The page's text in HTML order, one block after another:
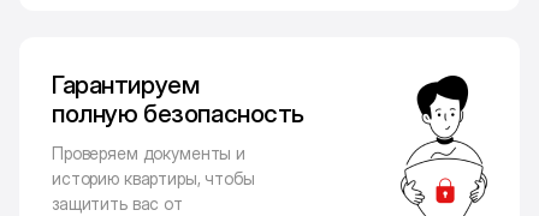
Гарантируем
полную безопасность
Проверяем документы и
историю квартиры, чтобы
защитить вас от